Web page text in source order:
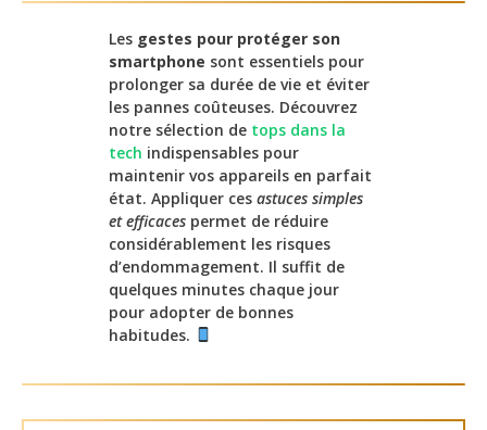
Les gestes pour protéger son
smartphone sont essentiels pour
prolonger sa durée de vie et éviter
les pannes coûteuses. Découvrez
notre sélection de tops dans la
tech indispensables pour
maintenir vos appareils en parfait
état. Appliquer ces astuces simples
et efficaces permet de réduire
considérablement les risques
d’endommagement. Il suffit de
quelques minutes chaque jour
pour adopter de bonnes
habitudes.